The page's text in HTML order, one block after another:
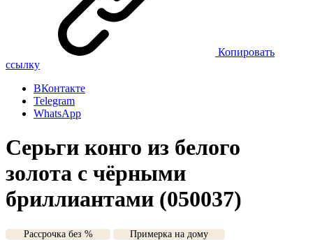
Копировать
ссылку
ВКонтакте
Telegram
WhatsApp
Серьги конго из белого
золота с чёрными
бриллиантами (050037)
Рассрочка без % Примерка на дому